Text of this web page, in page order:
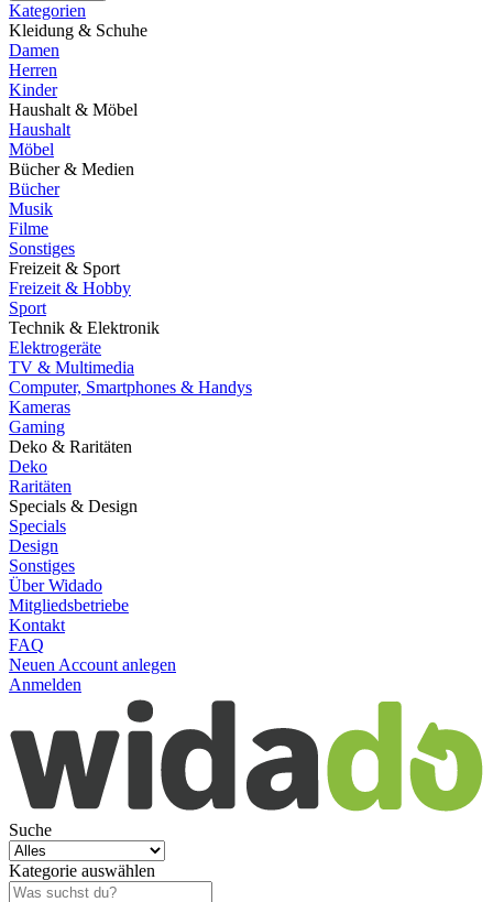
Kategorien
Kleidung & Schuhe
Damen
Herren
Kinder
Haushalt & Möbel
Haushalt
Möbel
Bücher & Medien
Bücher
Musik
Filme
Sonstiges
Freizeit & Sport
Freizeit & Hobby
Sport
Technik & Elektronik
Elektrogeräte
TV & Multimedia
Computer, Smartphones & Handys
Kameras
Gaming
Deko & Raritäten
Deko
Raritäten
Specials & Design
Specials
Design
Sonstiges
Über Widado
Mitgliedsbetriebe
Kontakt
FAQ
Neuen Account anlegen
Anmelden
Suche
Kategorie auswählen